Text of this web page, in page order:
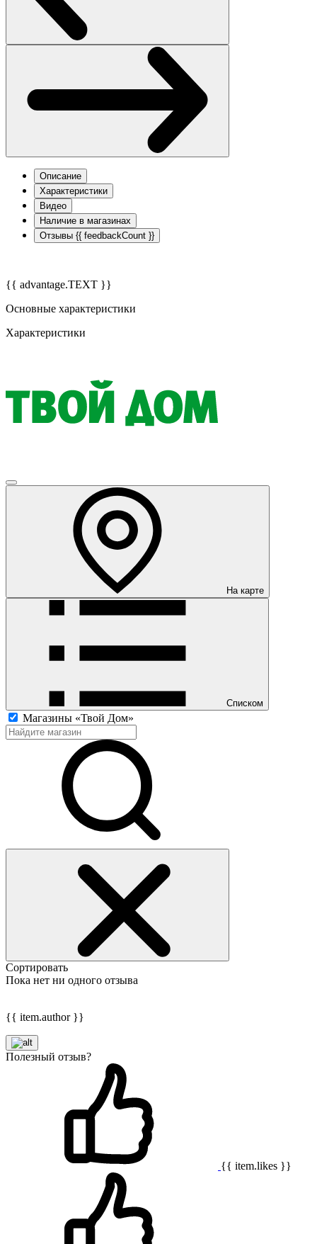
Описание
Характеристики
Видео
Наличие в магазинах
Отзывы {{ feedbackCount }}
{{ advantage.TEXT }}
Основные характеристики
Характеристики
На карте
Списком
Магазины «Твой Дом»
Сортировать
Пока нет ни одного отзыва
{{ item.author }}
Полезный отзыв?
{{ item.likes }}